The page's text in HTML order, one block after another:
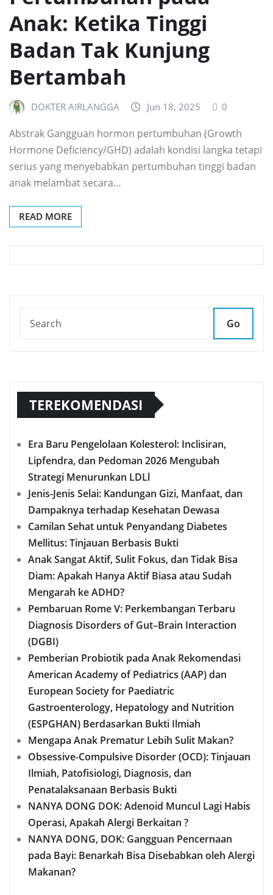
Anak: Ketika Tinggi
Badan Tak Kunjung
Bertambah
DOKTER AIRLANGGA Jun 18, 2025 0
Abstrak Gangguan hormon pertumbuhan (Growth
Hormone Deficiency/GHD) adalah kondisi langka tetapi
serius yang menyebabkan pertumbuhan tinggi badan
anak melambat secara…
READ MORE
Go
TEREKOMENDASI
Era Baru Pengelolaan Kolesterol: Inclisiran,
Lipfendra, dan Pedoman 2026 Mengubah
Strategi Menurunkan LDLl
Jenis-Jenis Selai: Kandungan Gizi, Manfaat, dan
Dampaknya terhadap Kesehatan Dewasa
Camilan Sehat untuk Penyandang Diabetes
Mellitus: Tinjauan Berbasis Bukti
Anak Sangat Aktif, Sulit Fokus, dan Tidak Bisa
Diam: Apakah Hanya Aktif Biasa atau Sudah
Mengarah ke ADHD?
Pembaruan Rome V: Perkembangan Terbaru
Diagnosis Disorders of Gut–Brain Interaction
(DGBI)
Pemberian Probiotik pada Anak Rekomendasi
American Academy of Pediatrics (AAP) dan
European Society for Paediatric
Gastroenterology, Hepatology and Nutrition
(ESPGHAN) Berdasarkan Bukti Ilmiah
Mengapa Anak Prematur Lebih Sulit Makan?
Obsessive-Compulsive Disorder (OCD): Tinjauan
Ilmiah, Patofisiologi, Diagnosis, dan
Penatalaksanaan Berbasis Bukti
NANYA DONG DOK: Adenoid Muncul Lagi Habis
Operasi, Apakah Alergi Berkaitan ?
NANYA DONG, DOK: Gangguan Pencernaan
pada Bayi: Benarkah Bisa Disebabkan oleh Alergi
Makanan?